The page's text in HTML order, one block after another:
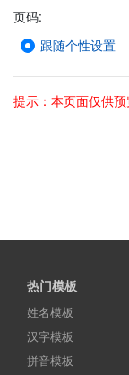
页码:
跟随个性设置
提示：本页面仅供预
热门模板
姓名模板
汉字模板
拼音模板